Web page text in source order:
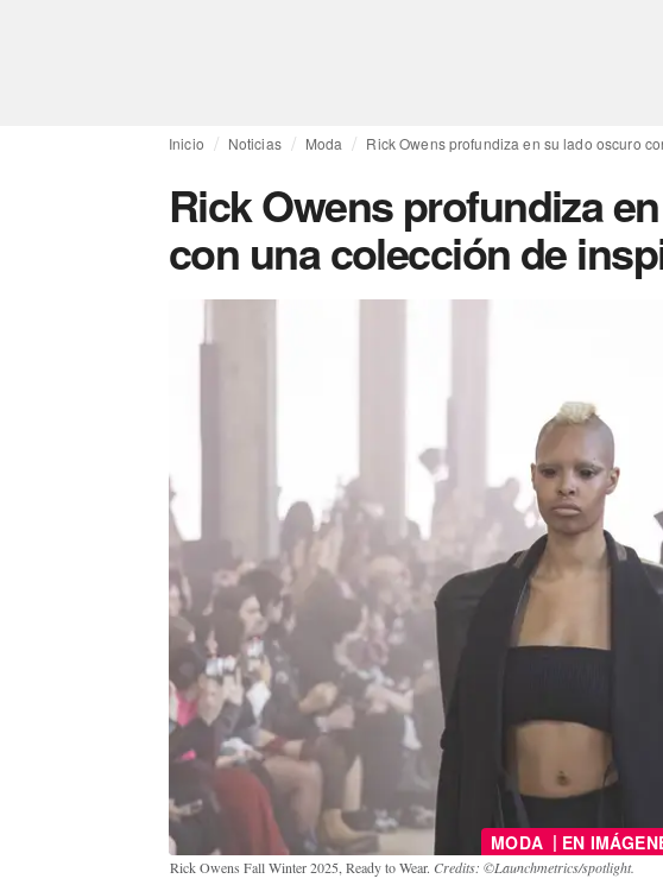
Inicio Noticias Moda Rick Owens profundiza en su lado oscuro
Rick Owens profundiza
con una colección de
MODA | EN
Rick Owens Fall Winter 2025, Ready to Wear. Credits: ©Launchmetrics/spotlight.